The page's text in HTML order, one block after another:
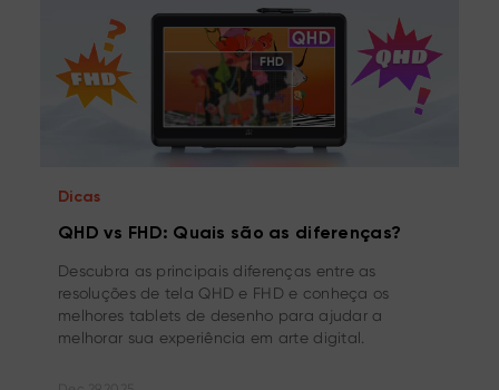
Dicas
QHD vs FHD: Quais são as diferenças?
Descubra as principais diferenças entre as
resoluções de tela QHD e FHD e conheça os
melhores tablets de desenho para ajudar a
melhorar sua experiência em arte digital.